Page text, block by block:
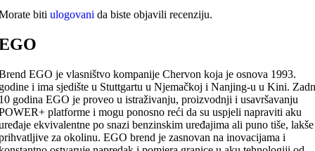
biti ulogovani da biste objavili recenziju.
EGO je vlasništvo kompanije Chervon koja je osnova 1993.
i ima sjedište u Stuttgartu u Njemačkoj i Nanjing-u u Kini.
godina EGO je proveo u istraživanju, proizvodnji i usavršavanju
platforme i mogu ponosno reći da su uspjeli napraviti aku
ekvivalentne po snazi benzinskim uređajima ali puno tiše,
za okolinu. EGO brend je zasnovan na inovacijama i